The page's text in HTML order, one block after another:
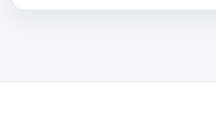
menyampaikan aspirasi,
Komunikasi Pemerintah Kota Se